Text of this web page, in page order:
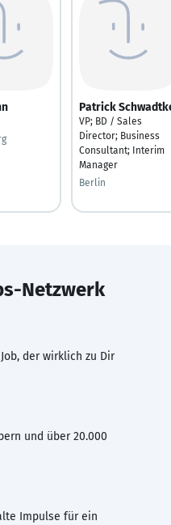
Patrick
VP; BD / Sales
Director; Business
Consultant; Interim
Manager
Berlin
Netzwerk
der wirklich zu Dir
und über 20.000
Impulse für ein